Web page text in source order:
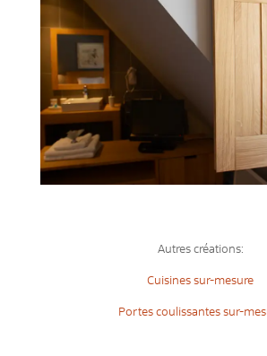
Autres créations:
Cuisines sur-mesure
Portes coulissantes sur-